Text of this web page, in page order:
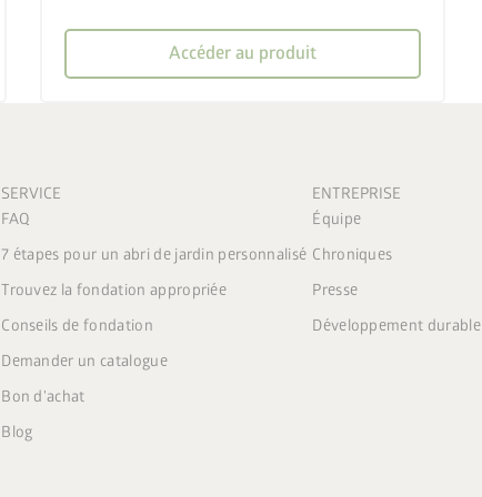
Accéder au produit
SERVICE
FAQ
7 étapes pour un abri de jardin personnalisé
Trouvez la fondation appropriée
Conseils de fondation
Demander un catalogue
Bon d'achat
Blog
ENTREPRISE
Équipe
Chroniques
Presse
Développement durable